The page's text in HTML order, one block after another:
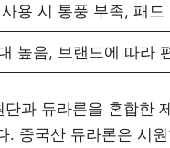
용 시 통풍 부족, 패드
높음, 브랜드에 따라
과 듀라론을 혼합한
. 중국산 듀라론은 시